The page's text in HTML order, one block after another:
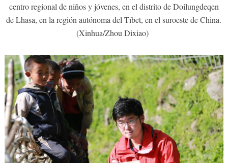
centro regional de niños y jóvenes, en el distrito de Doilungdeqen
de Lhasa, en la región autónoma del Tíbet, en el suroeste de China.
(Xinhua/Zhou Dixiao)